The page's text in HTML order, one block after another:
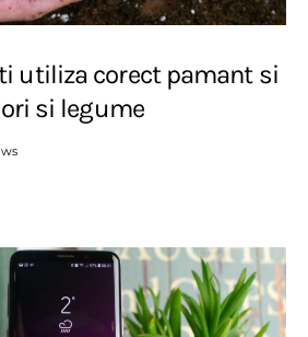
utiliza corect pamant si
si legume